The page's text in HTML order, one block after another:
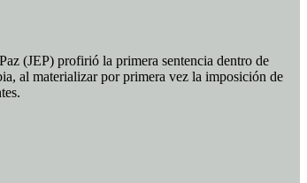
(JEP) profirió la primera sentencia dentro de
al materializar por primera vez la imposición de